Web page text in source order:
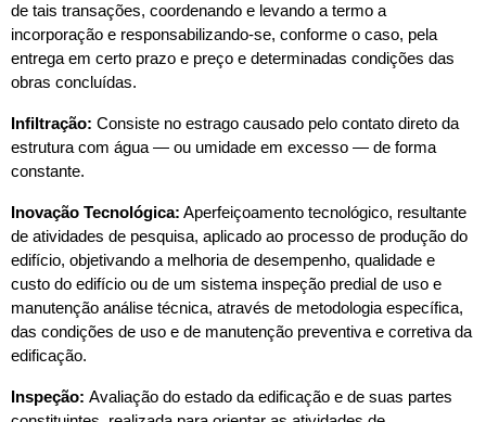
de tais transações, coordenando e levando a termo a
incorporação e responsabilizando-se, conforme o caso, pela
entrega em certo prazo e preço e determinadas condições das
obras concluídas.
Infiltração: Consiste no estrago causado pelo contato direto da
estrutura com água — ou umidade em excesso — de forma
constante.
Inovação Tecnológica: Aperfeiçoamento tecnológico, resultante
de atividades de pesquisa, aplicado ao processo de produção do
edifício, objetivando a melhoria de desempenho, qualidade e
custo do edifício ou de um sistema inspeção predial de uso e
manutenção análise técnica, através de metodologia específica,
das condições de uso e de manutenção preventiva e corretiva da
edificação.
Inspeção: Avaliação do estado da edificação e de suas partes